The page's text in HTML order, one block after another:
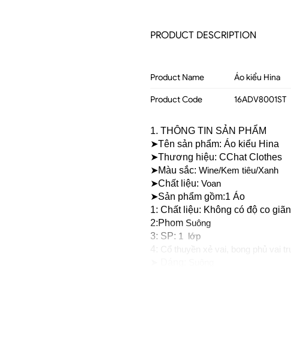
PRODUCT DESCRIPTION
Product Name Áo kiểu Hina
Product Code 16ADV8001ST
1. THÔNG TIN SẢN PHẨM
➤Tên sản phẩm: Áo kiểu Hina
➤Thương hiệu: CChat Clothes
➤Màu sắc: Wine/Kem tiêu/Xanh
➤Chất liệu: Voan
➤Sản phẩm gồm:1 Áo
1: Chất liệu: Không có độ co giãn
2:Phom Suông
3: SP: 1  lớp